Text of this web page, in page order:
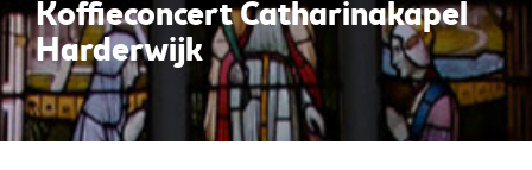
Koffieconcert Catharinakapel
Harderwijk